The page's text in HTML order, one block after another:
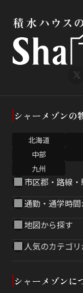
シャーメゾンの
北海道
中部
九州
市区郡・路線
通勤・通学時
地図から探す
人気のカテゴ
シャーメゾンに